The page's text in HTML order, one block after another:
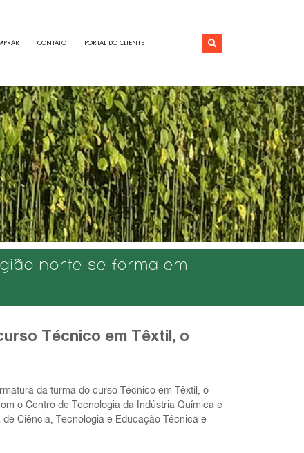
CONTATO PORTAL DO CLIENTE
norte se forma em
Técnico em Têxtil, o
da turma do curso Técnico em Têxtil, o
o Centro de Tecnologia da Indústria Química e
de Ciência, Tecnologia e Educação Técnica e